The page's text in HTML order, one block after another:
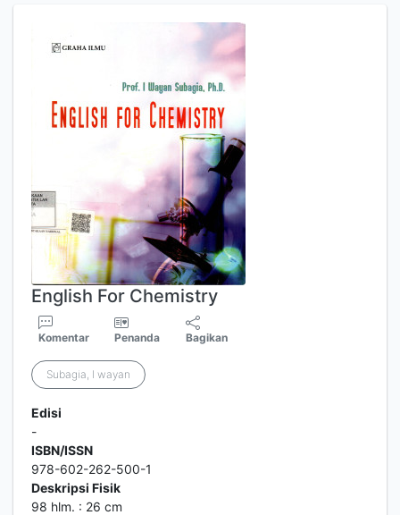
English For Chemistry
Komentar Penanda Bagikan
Subagia, I wayan
Edisi
-
ISBN/ISSN
978-602-262-500-1
Deskripsi Fisik
98 hlm. : 26 cm